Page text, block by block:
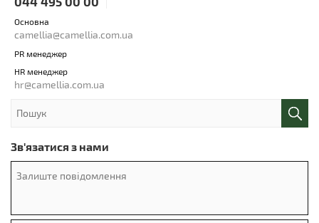
Основна
camellia@camellia.com.ua
PR менеджер
HR менеджер
hr@camellia.com.ua
Зв'язатися з нами